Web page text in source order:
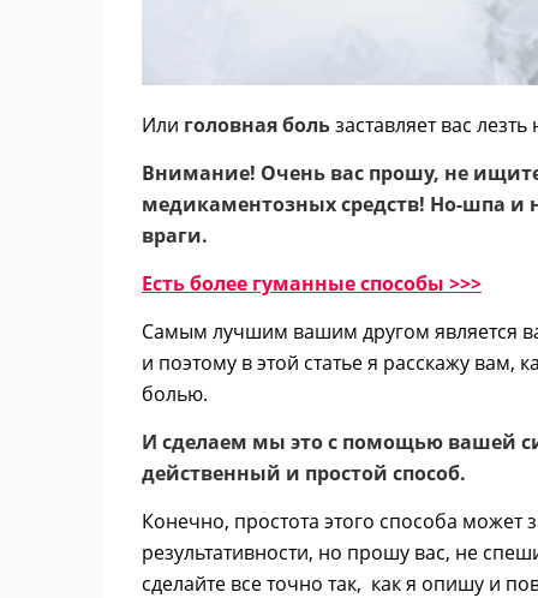
Или головная бользаставляет вас лезть
Внимание! Очень вас прошу, не
медикаментозных средств! Но-шпа и
враги.
Есть более гуманные способы >>>
Самым лучшим вашим другом является
и поэтому в этой статье я расскажу вам,
болью.
И сделаем мы это с помощью вашей
действенный и простой способ.
Конечно, простота этого способа может
результативности, но прошу вас, не
сделайте все точно так, как я опишу и